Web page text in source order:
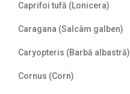
Caprifoi tufă (Lonicera)
Caragana (Salcâm galben)
Caryopteris (Barbă albastră)
Cornus (Corn)